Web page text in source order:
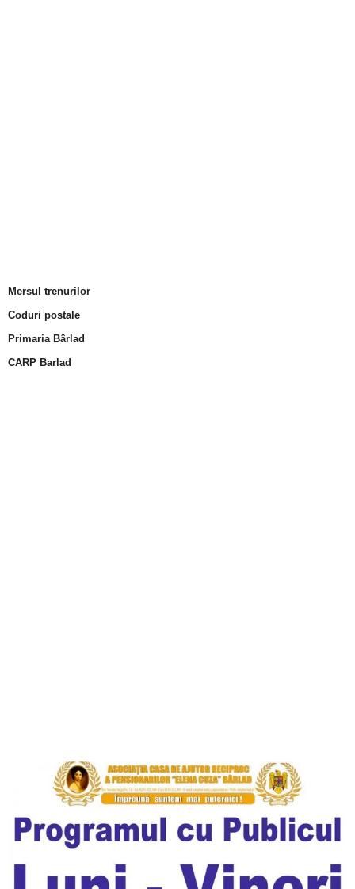
Mersul trenurilor
Coduri postale
Primaria Bârlad
CARP Barlad